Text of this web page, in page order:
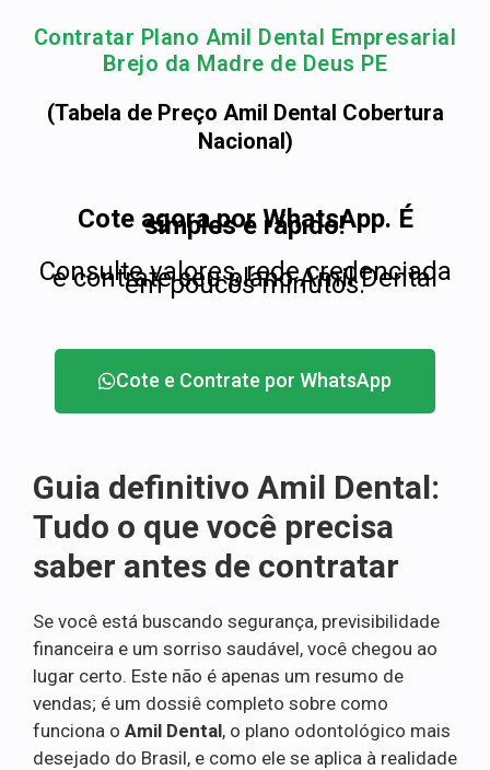
Contratar Plano Amil Dental Empresarial
Brejo da Madre de Deus PE
(Tabela de Preço Amil Dental Cobertura
Nacional)
Cote agora por WhatsApp. É
simples e rápido!
Consulte valores, rede credenciada
e contrate seu plano Amil Dental
em poucos minutos.
Cote e Contrate por WhatsApp
Guia definitivo Amil Dental:
Tudo o que você precisa
saber antes de contratar
Se você está buscando segurança, previsibilidade
financeira e um sorriso saudável, você chegou ao
lugar certo. Este não é apenas um resumo de
vendas; é um dossiê completo sobre como
funciona o Amil Dental, o plano odontológico mais
desejado do Brasil, e como ele se aplica à realidade